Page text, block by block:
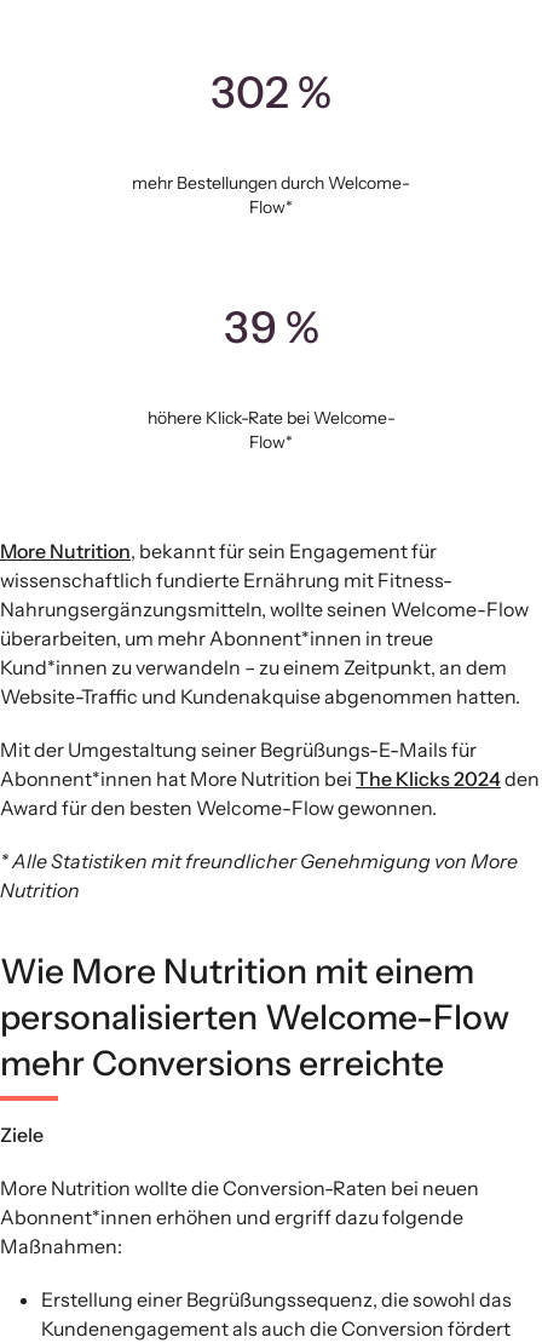
302 %
mehr Bestellungen durch Welcome-
Flow*
39 %
höhere Klick-Rate bei Welcome-
Flow*
More Nutrition, bekannt für sein Engagement für
wissenschaftlich fundierte Ernährung mit Fitness-
Nahrungsergänzungsmitteln, wollte seinen Welcome-Flow
überarbeiten, um mehr Abonnent*innen in treue
Kund*innen zu verwandeln – zu einem Zeitpunkt, an dem
Website-Traffic und Kundenakquise abgenommen hatten.
Mit der Umgestaltung seiner Begrüßungs-E-Mails für
Abonnent*innen hat More Nutrition bei The Klicks 2024den
Award für den besten Welcome-Flow gewonnen.
* Alle Statistiken mit freundlicher Genehmigung von More
Nutrition
Wie More Nutrition mit einem
personalisierten Welcome-Flow
mehr Conversions erreichte
Ziele
More Nutrition wollte die Conversion-Raten bei neuen
Abonnent*innen erhöhen und ergriff dazu folgende
Maßnahmen:
Erstellung einer Begrüßungssequenz, die sowohl das
Kundenengagement als auch die Conversion fördert